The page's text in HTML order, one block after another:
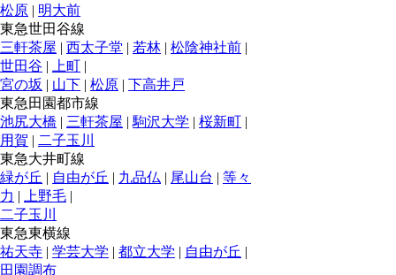
松原 | 明大前
東急世田谷線
三軒茶屋 | 西太子堂 | 若林 | 松陰神社前 |
世田谷 | 上町 |
宮の坂 | 山下 | 松原 | 下高井戸
東急田園都市線
池尻大橋 | 三軒茶屋 | 駒沢大学 | 桜新町 |
用賀 | 二子玉川
東急大井町線
緑が丘 | 自由が丘 | 九品仏 | 尾山台 | 等々
力 | 上野毛 |
二子玉川
東急東横線
祐天寺 | 学芸大学 | 都立大学 | 自由が丘 |
田園調布